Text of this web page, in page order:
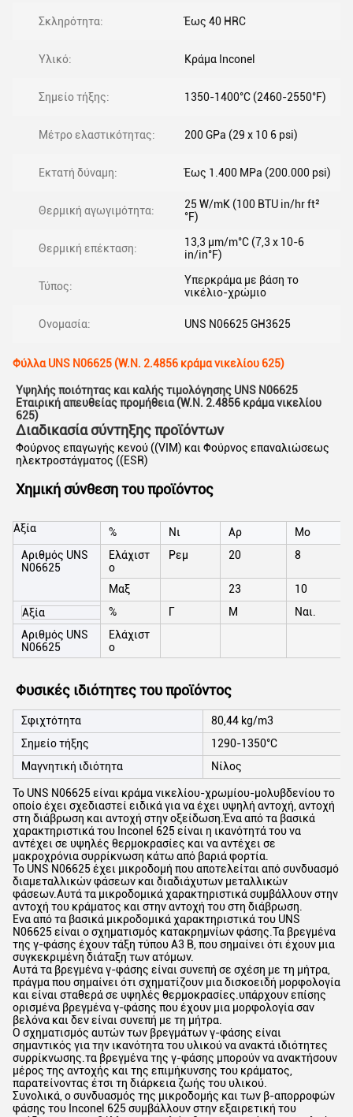
Σκληρότητα: Έως 40 HRC
Υλικό: Κράμα Inconel
Σημείο τήξης: 1350-1400°C (2460-2550°F)
Μέτρο ελαστικότητας: 200 GPa (29 x 10 6 psi)
Εκτατή δύναμη: Έως 1.400 MPa (200.000 psi)
Θερμική αγωγιμότητα:
25 W/mK (100 BTU in/hr ft²
°F)
Θερμική επέκταση:
13,3 μm/m°C (7,3 x 10-6
in/in°F)
Τύπος:
Υπερκράμα με βάση το
νικέλιο-χρώμιο
Ονομασία: UNS N06625 GH3625
Φύλλα UNS N06625 (W.N. 2.4856 κράμα νικελίου 625)
Υψηλής ποιότητας και καλής τιμολόγησης UNS N06625
Εταιρική απευθείας προμήθεια (W.N. 2.4856 κράμα νικελίου
625)
Διαδικασία σύντηξης προϊόντων
Φούρνος επαγωγής κενού ((VIM) και Φούρνος επαναλιώσεως
ηλεκτροστάγματος ((ESR)
Χημική σύνθεση του προϊόντος
Αξία % Νι Αρ
Μo
Αριθμός UNS
N06625
Ελάχιστ
ο
Ρεμ 20 8
Μαξ 23
10
Αξία
% Γ Μ
Ναι.
Αριθμός UNS
N06625
Ελάχιστ
ο
Φυσικές ιδιότητες του προϊόντος
Σφιχτότητα
80,44 kg/m3
Σημείο τήξης
1290-1350°C
Μαγνητική ιδιότητα
Νίλος
Το UNS N06625 είναι κράμα νικελίου-χρωμίου-μολυβδενίου το
οποίο έχει σχεδιαστεί ειδικά για να έχει υψηλή αντοχή, αντοχή
στη διάβρωση και αντοχή στην οξείδωση.Ένα από τα βασικά
χαρακτηριστικά του Inconel 625 είναι η ικανότητά του να
αντέχει σε υψηλές θερμοκρασίες και να αντέχει σε
μακροχρόνια συρρίκνωση κάτω από βαριά φορτία.
Το UNS N06625 έχει μικροδομή που αποτελείται από συνδυασμό
διαμεταλλικών φάσεων και διαδιάχυτων μεταλλικών
φάσεων.Αυτά τα μικροδομικά χαρακτηριστικά συμβάλλουν στην
αντοχή του κράματος και στην αντοχή του στη διάβρωση.
Ένα από τα βασικά μικροδομικά χαρακτηριστικά του UNS
N06625 είναι ο σχηματισμός κατακρημνίων φάσης.Τα βρεγμένα
της γ-φάσης έχουν τάξη τύπου Α3 Β, που σημαίνει ότι έχουν μια
συγκεκριμένη διάταξη των ατόμων.
Αυτά τα βρεγμένα γ-φάσης είναι συνεπή σε σχέση με τη μήτρα,
πράγμα που σημαίνει ότι σχηματίζουν μια δισκοειδή μορφολογία
και είναι σταθερά σε υψηλές θερμοκρασίες.υπάρχουν επίσης
ορισμένα βρεγμένα γ-φάσης που έχουν μια μορφολογία σαν
βελόνα και δεν είναι συνεπή με τη μήτρα.
Ο σχηματισμός αυτών των βρεγμάτων γ-φάσης είναι
σημαντικός για την ικανότητα του υλικού να ανακτά ιδιότητες
συρρίκνωσης.τα βρεγμένα της γ-φάσης μπορούν να ανακτήσουν
μέρος της αντοχής και της επιμήκυνσης του κράματος,
παρατείνοντας έτσι τη διάρκεια ζωής του υλικού.
Συνολικά, ο συνδυασμός της μικροδομής και των β-απορροφών
φάσης του Inconel 625 συμβάλλουν στην εξαιρετική του